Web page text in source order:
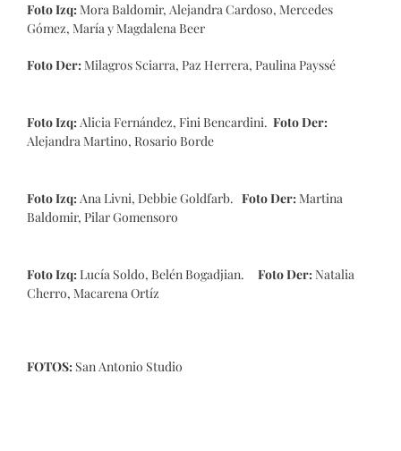
Foto Izq:Mora Baldomir, Alejandra Cardoso, Mercedes
Gómez, María y Magdalena Beer
Foto Der:Milagros Sciarra, Paz Herrera, Paulina Payssé
Foto Izq:Alicia Fernández, Fini Bencardini. Foto Der:
Alejandra Martino, Rosario Borde
Foto Izq:Ana Livni, Debbie Goldfarb. Foto Der:Martina
Baldomir, Pilar Gomensoro
Foto Izq:Lucía Soldo, Belén Bogadjian. Foto Der:Natalia
Cherro, Macarena Ortíz
FOTOS: San Antonio Studio